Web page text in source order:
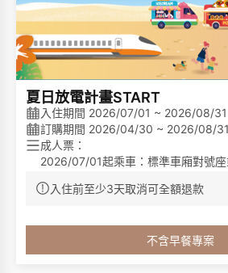
夏日放電計畫START
入住期間 2026/07/01 ~ 2026/08/31
訂購期間 2026/04/30 ~ 2026/08/31
成人票：
2026/07/01起乘車：標準車廂對號
優待票：符合敬老、愛心、孩童身分
1. 依房型含不含早餐
2. 客房內僅提供毛巾、洗髮乳、沐浴乳，不
入住前至少3天取消可全額退款
不含早餐專案